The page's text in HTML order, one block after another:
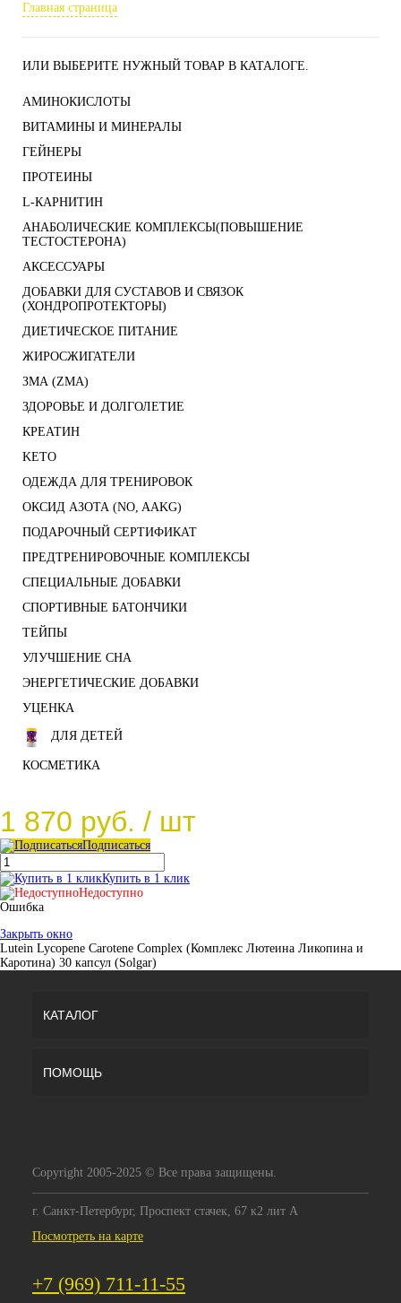
Главная страница
ИЛИ ВЫБЕРИТЕ НУЖНЫЙ ТОВАР В КАТАЛОГЕ.
АМИНОКИСЛОТЫ
ВИТАМИНЫ И МИНЕРАЛЫ
ГЕЙНЕРЫ
ПРОТЕИНЫ
L-КАРНИТИН
АНАБОЛИЧЕСКИЕ КОМПЛЕКСЫ(ПОВЫШЕНИЕ
ТЕСТОСТЕРОНА)
АКСЕССУАРЫ
ДОБАВКИ ДЛЯ СУСТАВОВ И СВЯЗОК
(ХОНДРОПРОТЕКТОРЫ)
ДИЕТИЧЕСКОЕ ПИТАНИЕ
ЖИРОСЖИГАТЕЛИ
ЗМА (ZMA)
ЗДОРОВЬЕ И ДОЛГОЛЕТИЕ
КРЕАТИН
KETO
ОДЕЖДА ДЛЯ ТРЕНИРОВОК
ОКСИД АЗОТА (NO, AAKG)
ПОДАРОЧНЫЙ СЕРТИФИКАТ
ПРЕДТРЕНИРОВОЧНЫЕ КОМПЛЕКСЫ
СПЕЦИАЛЬНЫЕ ДОБАВКИ
СПОРТИВНЫЕ БАТОНЧИКИ
ТЕЙПЫ
УЛУЧШЕНИЕ СНА
ЭНЕРГЕТИЧЕСКИЕ ДОБАВКИ
УЦЕНКА
ДЛЯ ДЕТЕЙ
КОСМЕТИКА
1 870 руб. / шт
Подписаться
Купить в 1 клик
Недоступно
Ошибка
Закрыть окно
Lutein Lycopene Carotene Complex (Комплекс Лютеина Ликопина и
Каротина) 30 капсул (Solgar)
КАТАЛОГ
ПОМОЩЬ
Copyright 2005-2025 © Все права защищены.
г. Санкт-Петербург, Проспект стачек, 67 к2 лит А
Посмотреть на карте
+7 (969) 711-11-55